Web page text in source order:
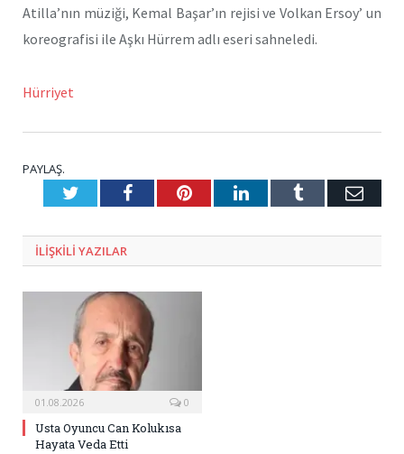
Atilla’nın müziği, Kemal Başar’ın rejisi ve Volkan Ersoy’ un
koreografisi ile Aşkı Hürrem adlı eseri sahneledi.
Hürriyet
PAYLAŞ.
TwitterFacebookPinterestLinkedInTumblr E-
ILIŞKILI YAZILAR
01.08.2026 0
Usta Oyuncu Can Kolukısa
Hayata Veda Etti